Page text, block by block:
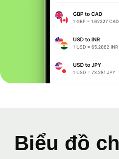
Biểu đồ